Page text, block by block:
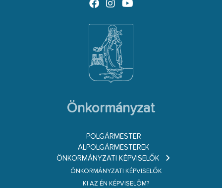
Önkormányzat
POLGÁRMESTER
ALPOLGÁRMESTEREK
ÖNKORMÁNYZATI KÉPVISELŐK
ÖNKORMÁNYZATI KÉPVISELŐK
KI AZ ÉN KÉPVISELŐM?